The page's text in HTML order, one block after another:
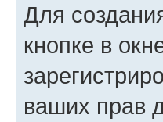
Для
кнопке в
ваших прав